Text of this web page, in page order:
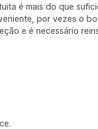
é mais do que
por vezes o
e é necessário